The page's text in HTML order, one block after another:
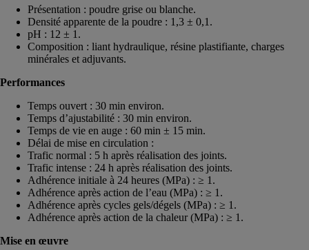
Présentation : poudre grise ou blanche.
Densité apparente de la poudre : 1,3 ± 0,1.
pH : 12 ± 1.
Composition : liant hydraulique, résine plastifiante, charges
minérales et adjuvants.
Performances
Temps ouvert : 30 min environ.
Temps d’ajustabilité : 30 min environ.
Temps de vie en auge : 60 min ± 15 min.
Délai de mise en circulation :
Trafic normal : 5 h après réalisation des joints.
Trafic intense : 24 h après réalisation des joints.
Adhérence initiale à 24 heures (MPa) : ≥ 1.
Adhérence après action de l’eau (MPa) : ≥ 1.
Adhérence après cycles gels/dégels (MPa) : ≥ 1.
Adhérence après action de la chaleur (MPa) : ≥ 1.
Mise en œuvre